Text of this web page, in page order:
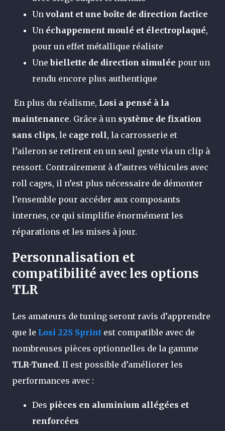
Un volant et une boîte de direction factice
Un échappement moulé et électroplaqué,
pour un effet métallique réaliste
Unebiellette de direction simulée pour un
rendu encore plus authentique
En plus du réalisme, Losi a pensé à la
maintenance. Grâce à un système de fixation
sans clips, le cage roll, la carrosserie et
l’aileron se retirent en un seul geste via un clip à
ressort. Contrairement à d’autres véhicules avec
roll cages, il n’est plus nécessaire de démonter
l’ensemble pour accéder aux composants
internes, ce qui simplifie énormément les
réparations et les mises à jour.
Personnalisation et
compatibilité avec les options
TLR
Les amateurs de tuning seront ravis d’apprendre
que le Losi 22S Sprint est compatible avec de
nombreuses pièces optionnelles de la gamme
TLR-Tuned. Il est possible d’améliorer les
performances avec :
Des pièces en aluminium allégées et
renforcées